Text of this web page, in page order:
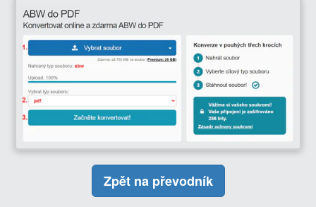
Zpět na převodník